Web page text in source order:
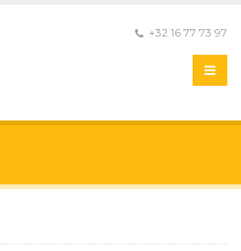
+32 16 77 73 97